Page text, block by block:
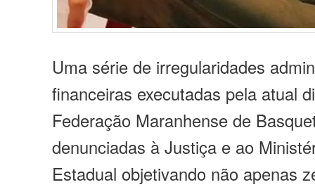
Uma série de irregularidades
financeiras executadas pela atual
Federação Maranhense de
denunciadas à Justiça e ao
Estadual objetivando não apenas